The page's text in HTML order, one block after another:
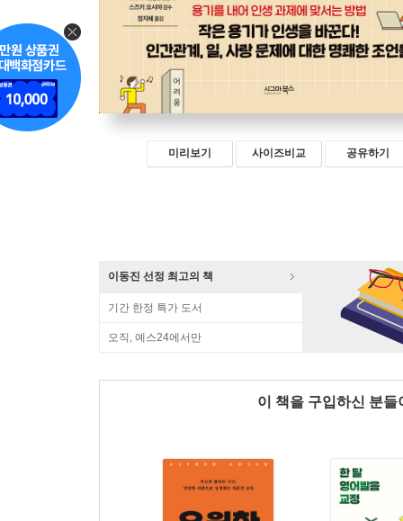
미리보기 사이즈비교 공유하기
이동진 선정 최고의 책
기간 한정 특가 도서
오직, 예스24에서만
이 책을 구입하신 분